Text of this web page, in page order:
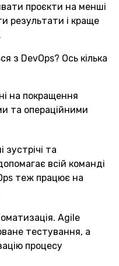
проєкти на менші
результати і краще
з DevOps? Ось кілька
на покращення
та операційними
зустрічі та
всій команді
теж працює на
Agile
тестування, а
процесу